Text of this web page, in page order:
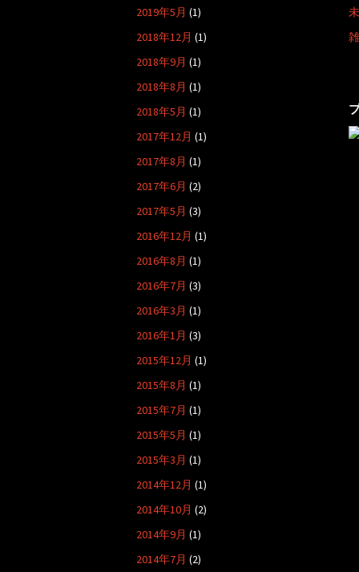
2019年5月 (1)
2018年12月 (1)
2018年9月 (1)
2018年8月 (1)
2018年5月 (1)
2017年12月 (1)
2017年8月 (1)
2017年6月 (2)
2017年5月 (3)
2016年12月 (1)
2016年8月 (1)
2016年7月 (3)
2016年3月 (1)
2016年1月 (3)
2015年12月 (1)
2015年8月 (1)
2015年7月 (1)
2015年5月 (1)
2015年3月 (1)
2014年12月 (1)
2014年10月 (2)
2014年9月 (1)
2014年7月 (2)